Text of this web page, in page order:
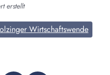
erstellt
Wirtschaftswende